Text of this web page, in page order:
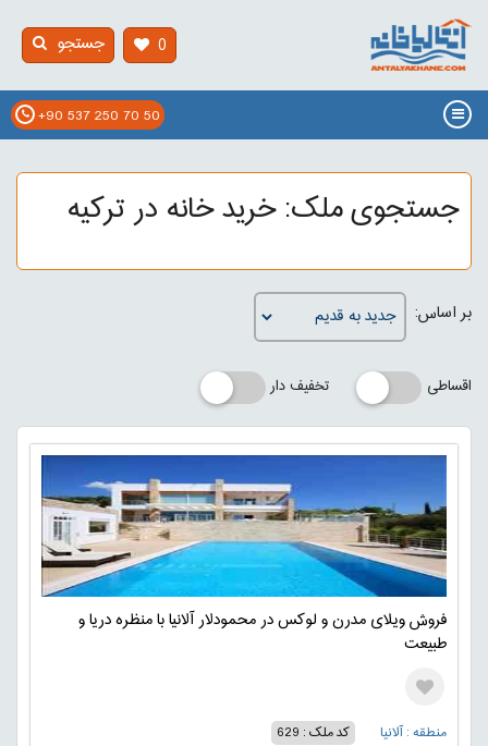
0
+90 537 250 70 50
جستجو
جستجوی ملک: خرید خانه در ترکیه
بر اساس:
اقساطی تخفیف دار
فروش ویلای مدرن و لوکس در محمودلار آلانیا با منظره دریا و
طبیعت
منطقه : آلانیا
کد ملک : 629